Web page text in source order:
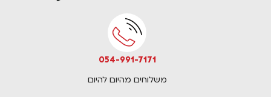
054-991-7171​
משלוחים מהיום להיום